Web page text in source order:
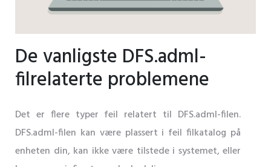
De vanligste DFS.adml-
filrelaterte problemene
Det er flere typer feil relatert til DFS.adml-filen.
DFS.adml-filen kan være plassert i feil filkatalog på
enheten din, kan ikke være tilstede i systemet, eller